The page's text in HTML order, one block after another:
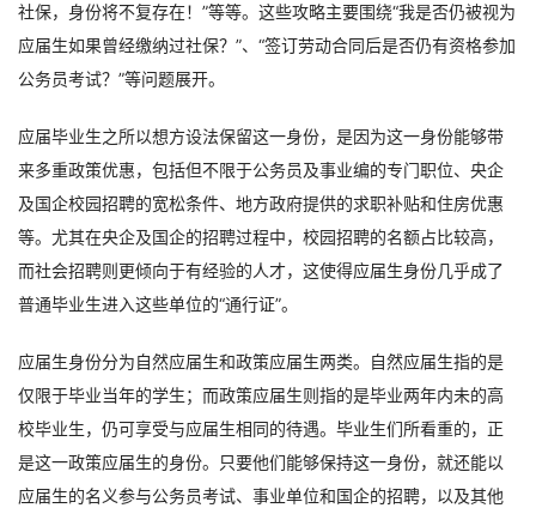
社保，身份将不复存在！”等等。这些攻略主要围绕“我是否仍被视为
应届生如果曾经缴纳过社保？”、“签订劳动合同后是否仍有资格参加
公务员考试？”等问题展开。
应届毕业生之所以想方设法保留这一身份，是因为这一身份能够带
来多重政策优惠，包括但不限于公务员及事业编的专门职位、央企
及国企校园招聘的宽松条件、地方政府提供的求职补贴和住房优惠
等。尤其在央企及国企的招聘过程中，校园招聘的名额占比较高，
而社会招聘则更倾向于有经验的人才，这使得应届生身份几乎成了
普通毕业生进入这些单位的“通行证”。
应届生身份分为自然应届生和政策应届生两类。自然应届生指的是
仅限于毕业当年的学生；而政策应届生则指的是毕业两年内未的高
校毕业生，仍可享受与应届生相同的待遇。毕业生们所看重的，正
是这一政策应届生的身份。只要他们能够保持这一身份，就还能以
应届生的名义参与公务员考试、事业单位和国企的招聘，以及其他